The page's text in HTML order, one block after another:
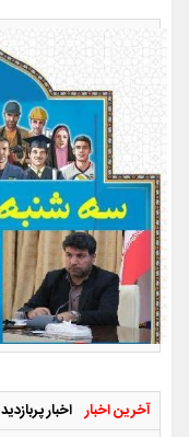
آخرین اخبار اخبار پربازدید